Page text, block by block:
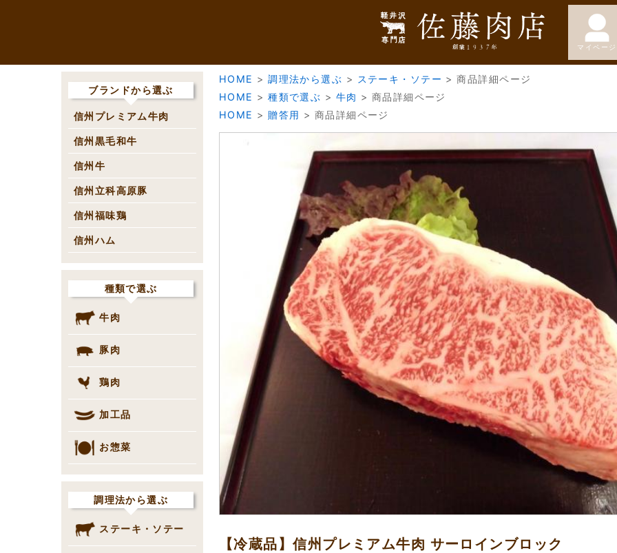
マイページ
ブランドから選ぶ
信州プレミアム牛肉
信州黒毛和牛
信州牛
信州立科高原豚
信州福味鶏
信州ハム
種類で選ぶ
牛肉
豚肉
鶏肉
加工品
お惣菜
調理法から選ぶ
ステーキ・ソテー
HOME >調理法から選ぶ > ステーキ・ソテー >商品詳細ページ
HOME >種類で選ぶ > 牛肉 > 商品詳細ページ
HOME >贈答用 > 商品詳細ページ
【冷蔵品】信州プレミアム牛肉 サーロインブロック